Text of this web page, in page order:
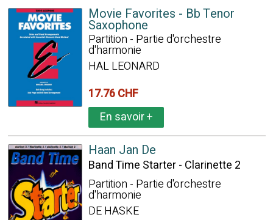
Movie Favorites - Bb Tenor
Saxophone
Partition - Partie d'orchestre
d'harmonie
HAL LEONARD
17.76 CHF
En savoir+
Haan Jan De
Band Time Starter - Clarinette 2
Partition - Partie d'orchestre
d'harmonie
DE HASKE